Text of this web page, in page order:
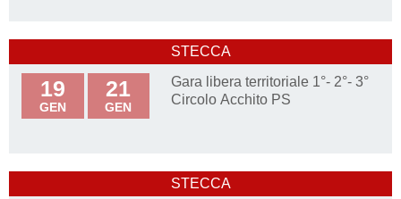
STECCA
19
GEN
21
GEN
Gara libera territoriale 1°- 2°- 3°
Circolo Acchito PS
STECCA